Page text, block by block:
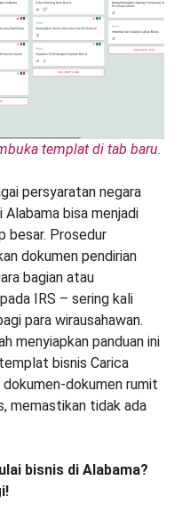
templat di tab baru.
persyaratan negara
Alabama bisa menjadi
besar. Prosedur
dokumen pendirian
bagian atau
IRS – sering kali
para wirausahawan.
menyiapkan panduan ini
bisnis Carica
dokumen rumit
memastikan tidak ada
bisnis di Alabama?